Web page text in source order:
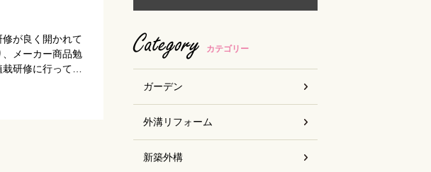
が良く開かれて
メーカー商品勉
研修に行ってき
したら、雰囲
Category カテゴリー
ガーデン
外溝リフォーム
新築外構